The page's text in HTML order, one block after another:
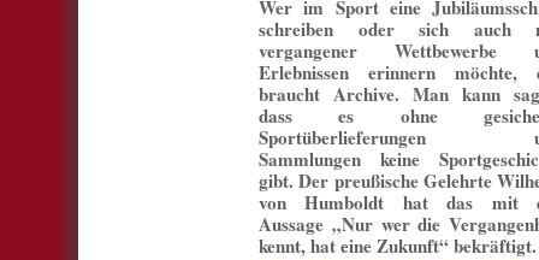
Wer im Sport eine
schreiben oder sich auch
vergangener Wettbewerbe
Erlebnissen erinnern möchte,
braucht Archive. Man kann
dass es ohne
Sportüberlieferungen
Sammlungen keine
gibt. Der preußische Gelehrte
von Humboldt hat das mit
Aussage „Nur wer die
kennt, hat eine Zukunft“ bekräftigt.